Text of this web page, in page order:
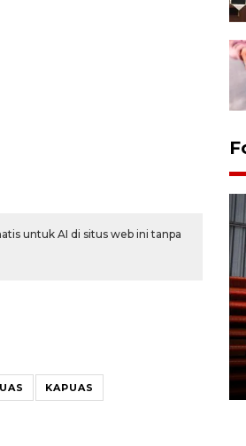
untuk AI di situs web ini tanpa
KAPUAS
17:18 WIB